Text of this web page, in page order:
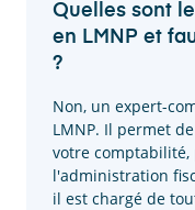
Quelles sont
en LMNP et
?
Non, un expert-
LMNP. Il permet
votre comptabilité,
l'administration
il est chargé de